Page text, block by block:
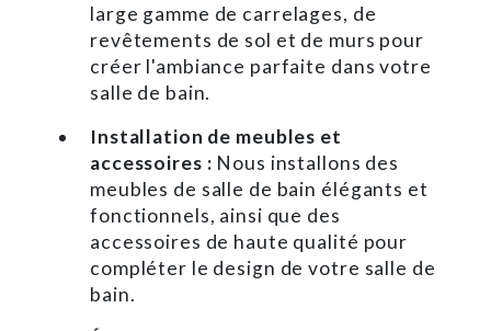
large gamme de carrelages, de
revêtements de sol et de murs pour
créer l'ambiance parfaite dans votre
salle de bain.
Installation de meubles et
accessoires : Nous installons des
meubles de salle de bain élégants et
fonctionnels, ainsi que des
accessoires de haute qualité pour
compléter le design de votre salle de
bain.